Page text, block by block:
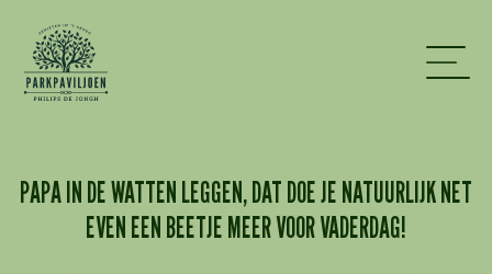
PAPA IN DE WATTEN LEGGEN, DAT DOE JE NATUURLIJK NET
EVEN EEN BEETJE MEER VOOR VADERDAG!